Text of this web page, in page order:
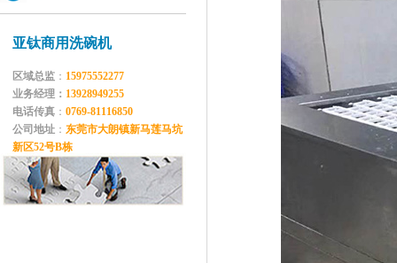
亚钛商用洗碗机
区域总监 ： 15975552277
业务经理： 13928949255
电话传真 ： 0769-81116850
公司地址 ： 东莞市大朗镇新马莲马坑
新区52号B栋